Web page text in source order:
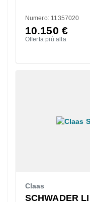
Numero: 11357020
10.150 €
Offerta più alta
Claas
SCHWADER